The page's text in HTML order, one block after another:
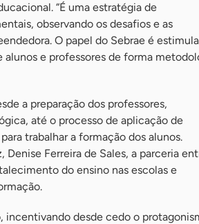
“É uma estratégia de
observando os desafios e as
O papel do Sebrae é
e professores de forma
a preparação dos professores,
até o processo de aplicação de
trabalhar a formação dos alunos.
Ferreira de Sales, a parceria
do ensino nas escolas e
incentivando desde cedo o